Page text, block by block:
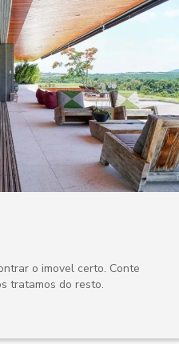
o imovel certo. Conte
tratamos do resto.